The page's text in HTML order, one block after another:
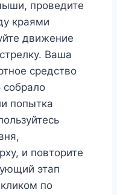
проведите
краями
движение
Ваша
средство
попытка
и повторите
этап
по